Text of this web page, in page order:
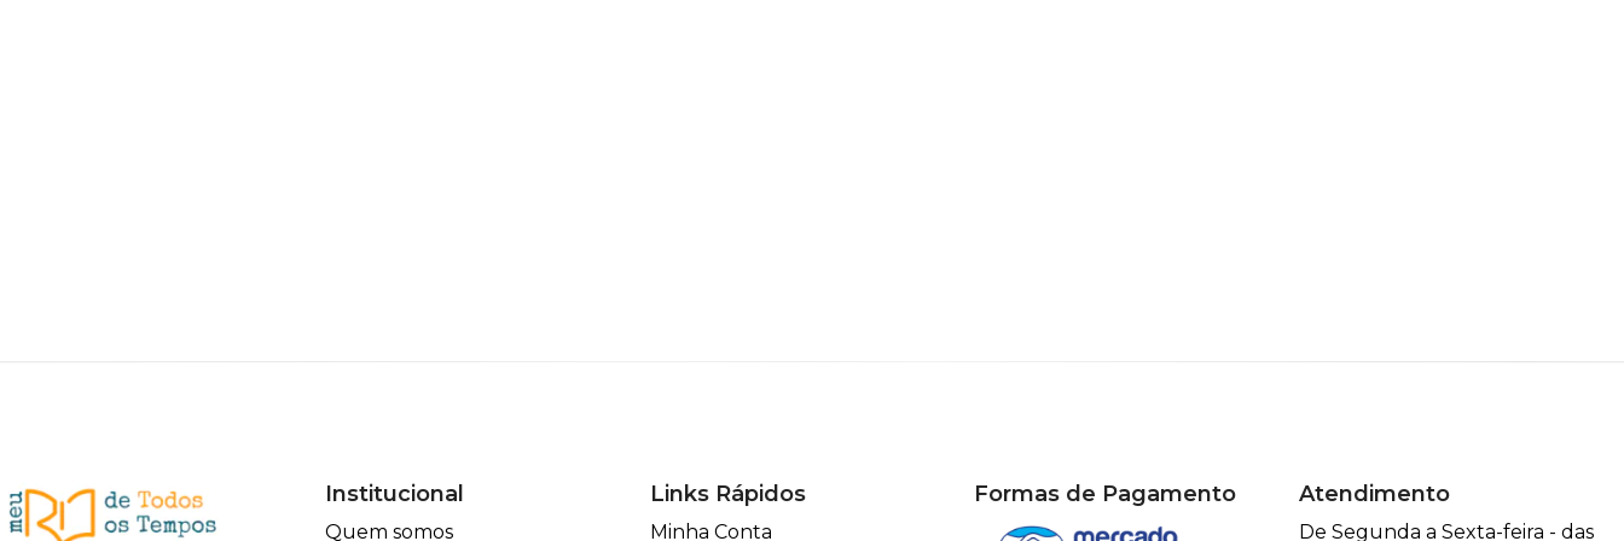
Institucional
Quem somos
Links Rápidos
Minha Conta
Formas de Pagamento Atendimento
De Segunda a Sexta-feira - das